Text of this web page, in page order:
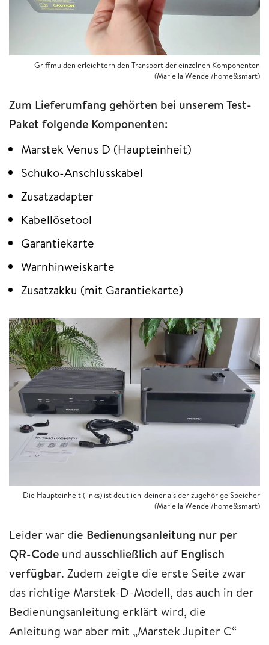
Griffmulden erleichtern den Transport der einzelnen Komponenten
(Mariella Wendel/home&smart)
Zum Lieferumfang gehörten bei unserem Test-
Paket folgende Komponenten:
Marstek Venus D (Haupteinheit)
Schuko-Anschlusskabel
Zusatzadapter
Kabellösetool
Garantiekarte
Warnhinweiskarte
Zusatzakku (mit Garantiekarte)
Die Haupteinheit (links) ist deutlich kleiner als der zugehörige Speicher
(Mariella Wendel/home&smart)
Leider war die Bedienungsanleitung nur per
QR-Code und ausschließlich auf Englisch
verfügbar. Zudem zeigte die erste Seite zwar
das richtige Marstek-D-Modell, das auch in der
Bedienungsanleitung erklärt wird, die
Anleitung war aber mit „Marstek Jupiter C“